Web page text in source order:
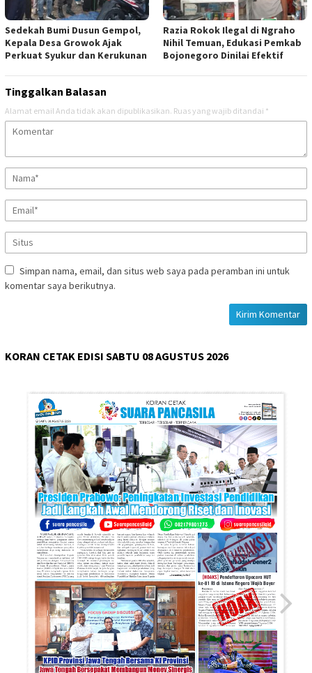
Sedekah Bumi Dusun Gempol,
Kepala Desa Growok Ajak
Perkuat Syukur dan Kerukunan
Razia Rokok Ilegal di Ngraho
Nihil Temuan, Edukasi Pemkab
Bojonegoro Dinilai Efektif
Tinggalkan Balasan
Alamat email Anda tidak akan dipublikasikan. Ruas yang wajib ditandai *
Simpan nama, email, dan situs web saya pada peramban ini untuk
komentar saya berikutnya.
KORAN CETAK EDISI SABTU 08 AGUSTUS 2026